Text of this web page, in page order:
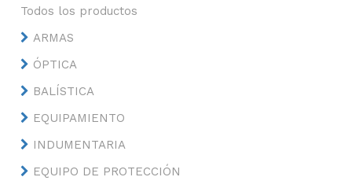
Todos los productos
ARMAS
ÓPTICA
BALÍSTICA
EQUIPAMIENTO
INDUMENTARIA
EQUIPO DE PROTECCIÓN